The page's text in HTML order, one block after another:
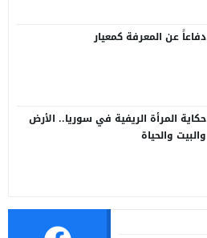
دفاعاً عن المعرفة كمعيار
حكاية المرأة الريفية في سوريا.. الأرض
والبيت والحياة